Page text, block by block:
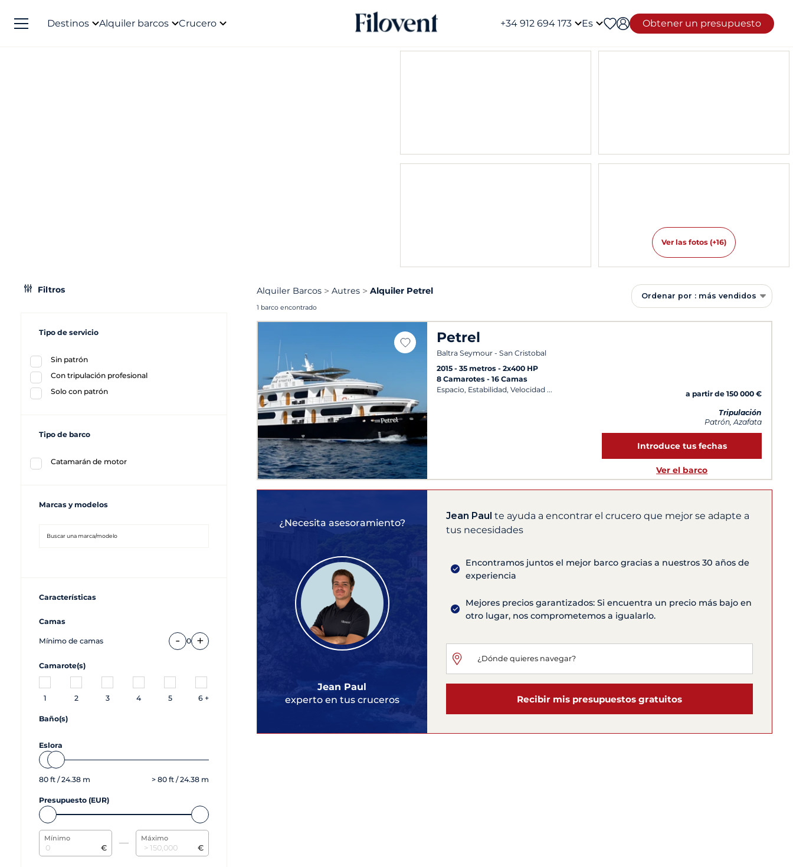
Destinos Alquiler barcos Crucero +34 912 694 173 Es Obtener un presupuesto
Ver las fotos (+16)
Filtros
Tipo de servicio
Sin patrón
Con tripulación profesional
Solo con patrón
Tipo de barco
Catamarán de motor
Marcas y modelos
Características
Camas
Mínimo de camas - 0 +
Camarote(s)
1 2 3 4 5 6 +
Baño(s)
Eslora
80 ft /24.38 m > 80 ft /24.38 m
Presupuesto (EUR)
Mínimo
€
Máximo
€
Alquiler Barcos Autres Alquiler Petrel
1 barco encontrado
Ordenar por : más vendidos
Petrel
Baltra Seymour - San Cristobal
2015
35 metros
2x400 HP
8 Camarotes 16 Camas
Espacio, Estabilidad, Velocidad
a partir de 150 000 €
Tripulación
Patrón, Azafata
Introduce tus fechas
Ver el barco
¿Necesita asesoramiento?
Jean Paul
experto en tus cruceros
Jean Paul te ayuda a encontrar el crucero que mejor se adapte a
tus necesidades
Encontramos juntos el mejor barco gracias a nuestros 30 años de
experiencia
Mejores precios garantizados: Si encuentra un precio más bajo en
otro lugar, nos comprometemos a igualarlo.
Recibir mis presupuestos gratuitos